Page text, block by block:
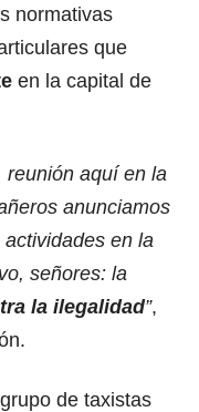
normativas
que
en la capital de
reunión aquí en la
anunciamos
en la
señores: la
la ilegalidad”,
de taxistas